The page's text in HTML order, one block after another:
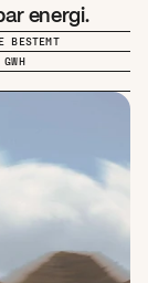
energi.
BESTEMT